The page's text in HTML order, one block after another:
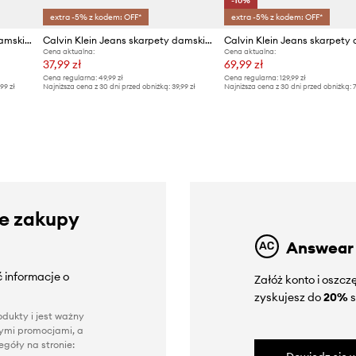
Calvin Klein Jeans skarpety damskie z bawełną 2-pack
zł
extra -5% z kodem: OFF*
Calvin Klein Jeans skarpety damskie 2-pack
Cena aktualna:
37,99 zł
Cena regularna: 49,99 zł
Najniższa cena z 30 dni przed obniżką: 39,99 zł
extra -5% z kodem: OFF*
Cena aktualna:
69,99 zł
Cena regularna: 129,99 zł
Najniższa cena z 30 dni przed obniżką:
zakupy
informacje o
i jest ważny
promocjami, a
na stronie:
Załóż konto i
zyskujesz do20%